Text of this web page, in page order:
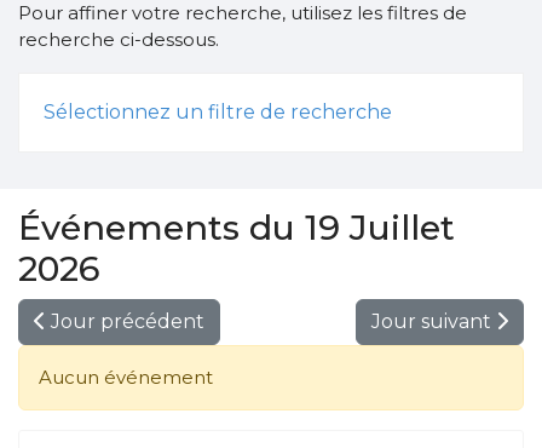
Pour affiner votre recherche, utilisez les filtres de
recherche ci-dessous.
Sélectionnez un filtre de recherche
Événements du 19 Juillet
2026
Jour précédent Jour suivant
Aucun événement